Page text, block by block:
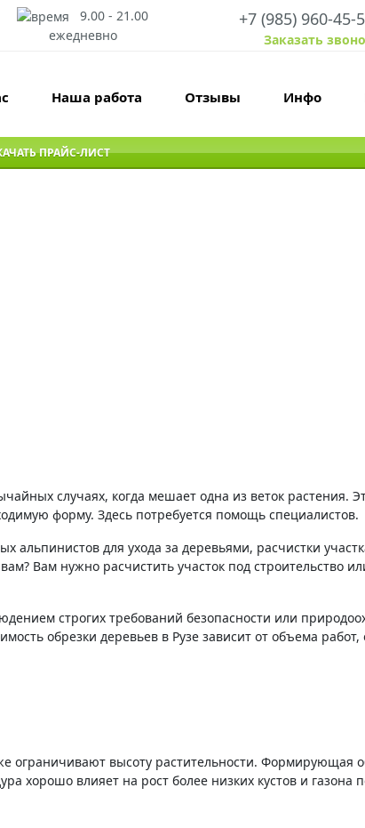
9.00 - 21.00
ежедневно
+7 (985) 960-45-
Заказать
Наша работа Отзывы Инфо
ПРАЙС-ЛИСТ
случаях, когда мешает одна из веток растения.
форму. Здесь потребуется помощь специалистов.
для ухода за деревьями, расчистки
Вам нужно расчистить участок под строительство
строгих требований безопасности или
обрезки деревьев в Рузе зависит от объема работ,
ограничивают высоту растительности. Формирующая
хорошо влияет на рост более низких кустов и газона